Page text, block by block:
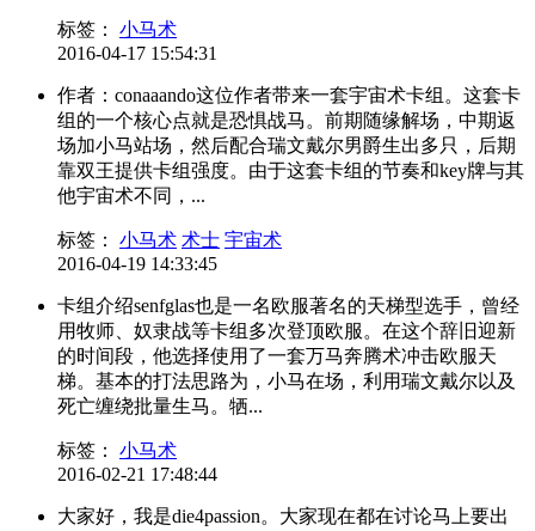
标签：
小马术
2016-04-17 15:54:31
作者：conaaando这位作者带来一套宇宙术卡组。这套卡
组的一个核心点就是恐惧战马。前期随缘解场，中期返
场加小马站场，然后配合瑞文戴尔男爵生出多只，后期
靠双王提供卡组强度。由于这套卡组的节奏和key牌与其
他宇宙术不同，...
标签： 小马术 术士 宇宙术
2016-04-19 14:33:45
卡组介绍senfglas也是一名欧服著名的天梯型选手，曾经
用牧师、奴隶战等卡组多次登顶欧服。在这个辞旧迎新
的时间段，他选择使用了一套万马奔腾术冲击欧服天
梯。基本的打法思路为，小马在场，利用瑞文戴尔以及
死亡缠绕批量生马。牺...
标签：
小马术
2016-02-21 17:48:44
大家好，我是die4passion。大家现在都在讨论马上要出